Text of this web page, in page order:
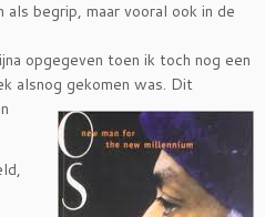
begrip, maar vooral ook in de
opgegeven toen ik toch nog een
alsnog gekomen was. Dit